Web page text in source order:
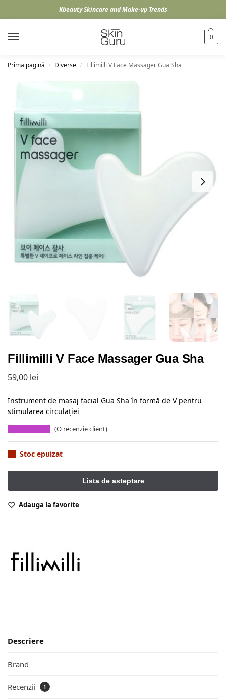
Kbeauty Skincare and Make-up Trends
0
Prima pagină / Diverse / Fillimilli V Face Massager Gua Sha
Fillimilli V Face Massager Gua Sha
59,00 lei
Instrument de masaj facial Gua Sha în formă de V pentru
stimularea circulației
(O recenzie client)
Stoc epuizat
Adauga la favorite
Descriere
Brand
Recenzii 1